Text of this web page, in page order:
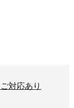
対応あり